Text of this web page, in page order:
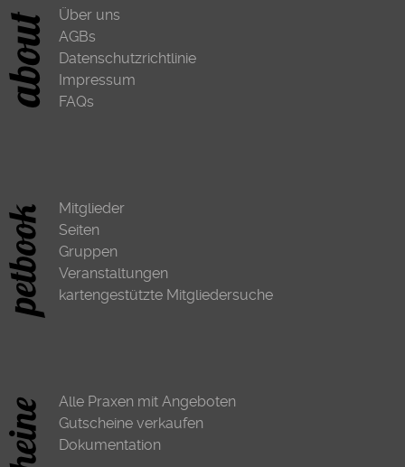
Über uns
AGBs
Datenschutzrichtlinie
Impressum
FAQs
Mitglieder
Seiten
Gruppen
Veranstaltungen
kartengestützte Mitgliedersuche
Alle Praxen mit Angeboten
Gutscheine verkaufen
Dokumentation